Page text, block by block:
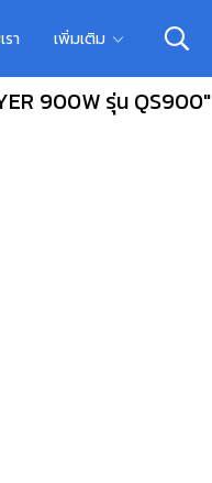
รา เพิ่มเติม
900W รุ่น QS900"